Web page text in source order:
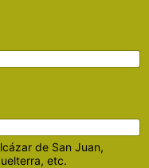
de San Juan,
etc.